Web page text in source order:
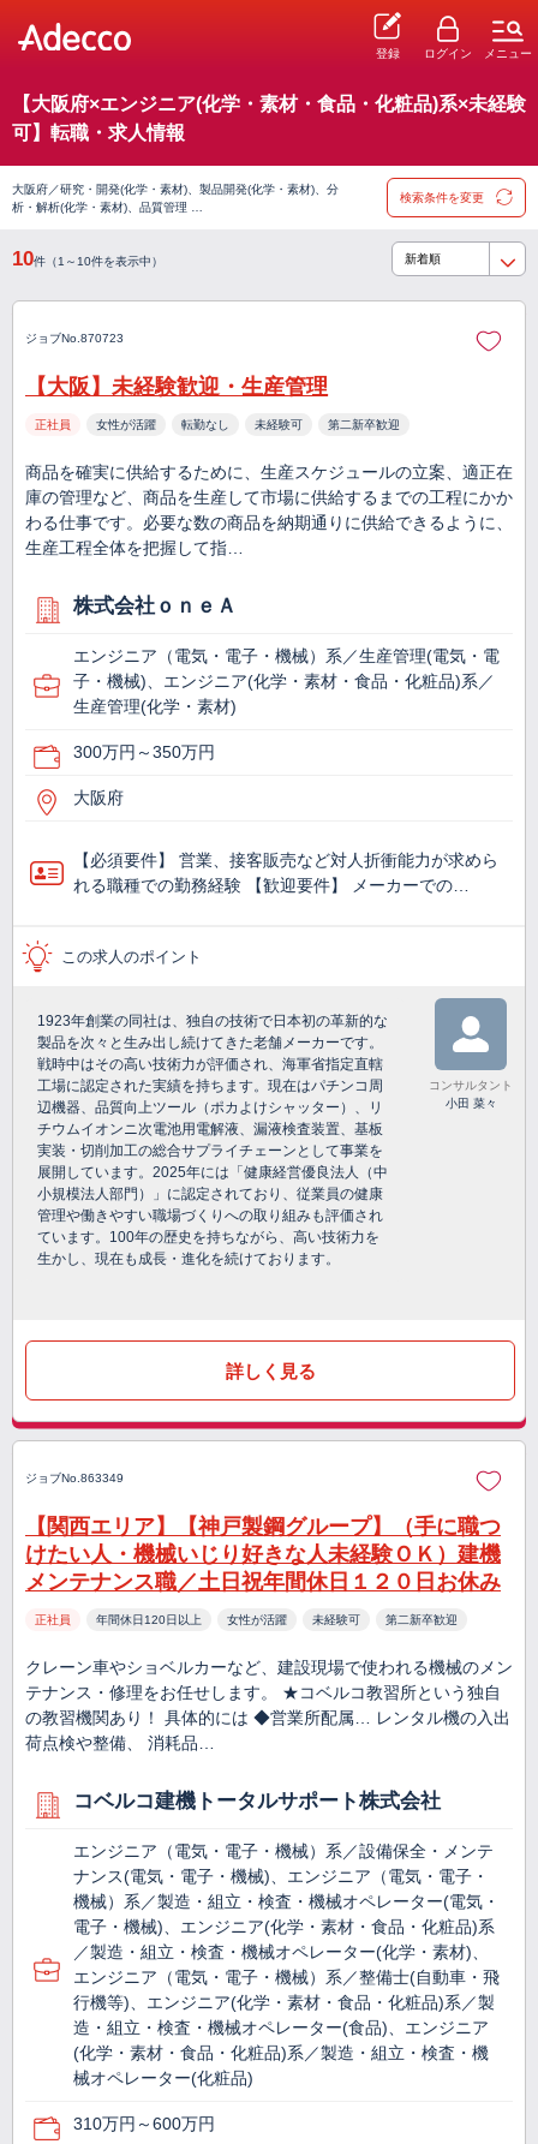
登録 ログイン メニュー
【大阪府×エンジニア(化学・素材・食品・化粧品)系×未経験
可】転職・求人情報
大阪府／研究・開発(化学・素材)、製品開発(化学・素材)、分
析・解析(化学・素材)、品質管理 …
検索条件を変更
10件（1～10件を表示中）
ジョブNo.870723
【大阪】未経験歓迎・生産管理
正社員 女性が活躍 転勤なし 未経験可 第二新卒歓迎
商品を確実に供給するために、生産スケジュールの立案、適正在
庫の管理など、商品を生産して市場に供給するまでの工程にかか
わる仕事です。必要な数の商品を納期通りに供給できるように、
生産工程全体を把握して指…
株式会社ｏｎｅＡ
エンジニア（電気・電子・機械）系／生産管理(電気・電
子・機械)、エンジニア(化学・素材・食品・化粧品)系／
生産管理(化学・素材)
300万円～350万円
大阪府
【必須要件】 営業、接客販売など対人折衝能力が求めら
れる職種での勤務経験 【歓迎要件】 メーカーでの…
この求人のポイント
1923年創業の同社は、独自の技術で日本初の革新的な
製品を次々と生み出し続けてきた老舗メーカーです。
戦時中はその高い技術力が評価され、海軍省指定直轄
工場に認定された実績を持ちます。現在はパチンコ周
辺機器、品質向上ツール（ポカよけシャッター）、リ
チウムイオンニ次電池用電解液、漏液検査装置、基板
実装・切削加工の総合サプライチェーンとして事業を
展開しています。2025年には「健康経営優良法人（中
小規模法人部門）」に認定されており、従業員の健康
管理や働きやすい職場づくりへの取り組みも評価され
ています。100年の歴史を持ちながら、高い技術力を
生かし、現在も成長・進化を続けております。
コンサルタント
小田 菜々
詳しく見る
ジョブNo.863349
【関西エリア】【神戸製鋼グループ】（手に職つ
けたい人・機械いじり好きな人未経験ＯＫ）建機
メンテナンス職／土日祝年間休日１２０日お休み
正社員 年間休日120日以上 女性が活躍 未経験可 第二新卒歓迎
クレーン車やショベルカーなど、建設現場で使われる機械のメン
テナンス・修理をお任せします。 ★コベルコ教習所という独自
の教習機関あり！ 具体的には ◆営業所配属… レンタル機の入出
荷点検や整備、 消耗品…
コベルコ建機トータルサポート株式会社
エンジニア（電気・電子・機械）系／設備保全・メンテ
ナンス(電気・電子・機械)、エンジニア（電気・電子・
機械）系／製造・組立・検査・機械オペレーター(電気・
電子・機械)、エンジニア(化学・素材・食品・化粧品)系
／製造・組立・検査・機械オペレーター(化学・素材)、
エンジニア（電気・電子・機械）系／整備士(自動車・飛
行機等)、エンジニア(化学・素材・食品・化粧品)系／製
造・組立・検査・機械オペレーター(食品)、エンジニア
(化学・素材・食品・化粧品)系／製造・組立・検査・機
械オペレーター(化粧品)
310万円～600万円